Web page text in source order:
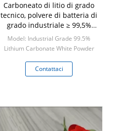
Carboneato di litio di grado
tecnico, polvere di batteria di
grado industriale ≥ 99,5%
Contenuto di Li2CO3
Model: Industrial Grade 99.5%
Lithium Carbonate White Powder
Contattaci